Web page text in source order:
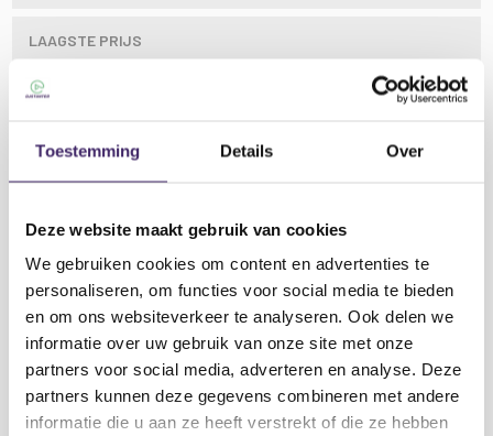
Toestemming Details Over
Deze website maakt gebruik van cookies
We gebruiken cookies om content en advertenties te
personaliseren, om functies voor social media te bieden
en om ons websiteverkeer te analyseren. Ook delen we
informatie over uw gebruik van onze site met onze
partners voor social media, adverteren en analyse. Deze
partners kunnen deze gegevens combineren met andere
informatie die u aan ze heeft verstrekt of die ze hebben
LAAGSTE PRIJS
gemaakt om een ​​subwoofer aan te sluiten op een
satelliet, maximale belasting 50kg, in hoogte
Kenmerken BoomTone SP110 Koppelbuis
Subwoofer naar topspeaker:
Verstelbare telescopische koppelbuis
In hoogte verstelbaar van 85 tot 130 cm
Max belasting 50 Kg
Zwart metalen afwerking
Lees meer